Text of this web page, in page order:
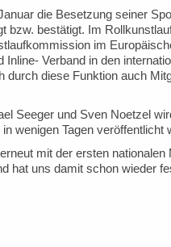
die Besetzung seiner
bzw. bestätigt. Im
im
Inline- Verband in den
durch diese Funktion auch
Seeger und Sven Noetzel
wenigen Tagen veröffentlicht
mit der ersten
hat uns damit schon wieder